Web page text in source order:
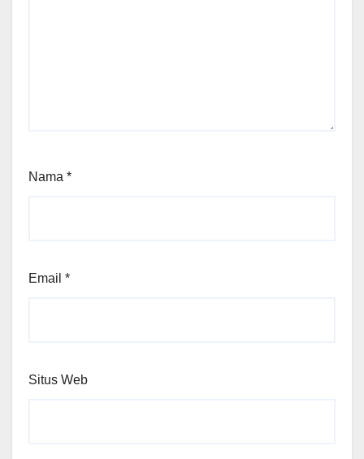
Nama *
Email *
Situs Web